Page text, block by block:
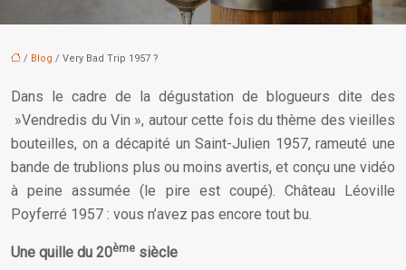
/ Blog / Very Bad Trip 1957 ?
Dans le cadre de la dégustation de blogueurs dite des
»Vendredis du Vin », autour cette fois du thème des vieilles
bouteilles, on a décapité un Saint-Julien 1957, rameuté une
bande de trublions plus ou moins avertis, et conçu une vidéo
à peine assumée (le pire est coupé). Château Léoville
Poyferré 1957 : vous n’avez pas encore tout bu.
Une quille du 20ème siècle